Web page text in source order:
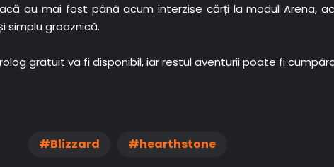
au mai fost până acum interzise cărți la modul Arena,
simplu groaznică.
gratuit va fi disponibil, iar restul aventurii poate fi
Blizzard hearthstone